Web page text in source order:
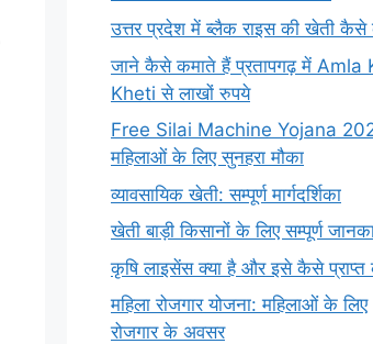
उत्तर प्रदेश में ब्लैक राइस की खेती
जाने कैसे कमाते हैं प्रतापगढ़ में Amla
Kheti से लाखों रुपये
Free Silai Machine Yojana
महिलाओं के लिए सुनहरा मौका
व्यावसायिक खेती: सम्पूर्ण मार्गदर्शिका
खेती बाड़ी किसानों के लिए सम्पूर्ण
कृषि लाइसेंस क्या है और इसे कैसे प्राप्त
महिला रोजगार योजना: महिलाओं के लिए
रोजगार के अवसर